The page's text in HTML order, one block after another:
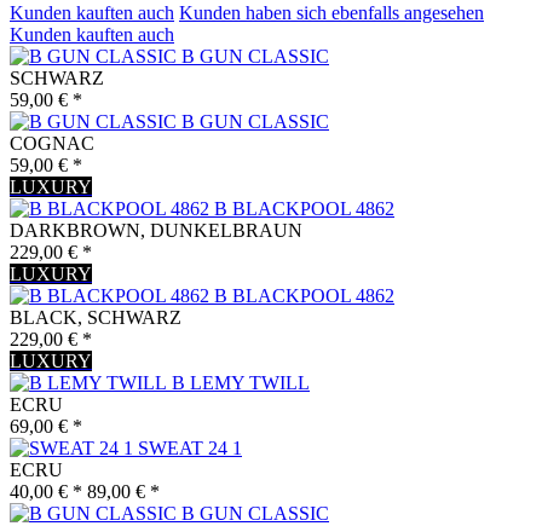
Kunden kauften auch Kunden haben sich ebenfalls angesehen
Kunden kauften auch
B GUN CLASSIC
SCHWARZ
59,00 € *
B GUN CLASSIC
COGNAC
59,00 € *
LUXURY
B BLACKPOOL 4862
DARKBROWN, DUNKELBRAUN
229,00 € *
LUXURY
B BLACKPOOL 4862
BLACK, SCHWARZ
229,00 € *
LUXURY
B LEMY TWILL
ECRU
69,00 € *
SWEAT 24 1
ECRU
40,00 € * 89,00 € *
B GUN CLASSIC